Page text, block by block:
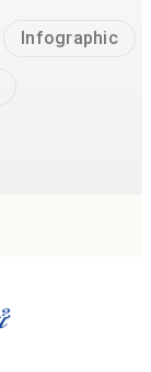
Infographic